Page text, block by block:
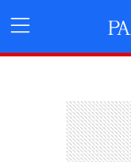
Menu
Principal